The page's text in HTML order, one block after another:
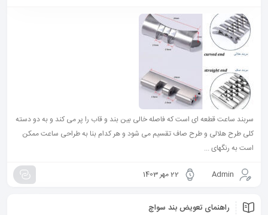
سربند ساعت قطعه ای است که فاصله خالی بین بند و قاب را پر می کند و به دو دسته
کلی طرح هلالی و طرح صاف تقسیم می شود و هر کدام بنا به طراحی ساعت ممکن
است به رنگهای ...
Admin 22 مهر 1403
راهنمای تعویض بند سواچ